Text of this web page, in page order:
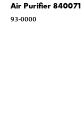
Air Purifier 840071
93-0000